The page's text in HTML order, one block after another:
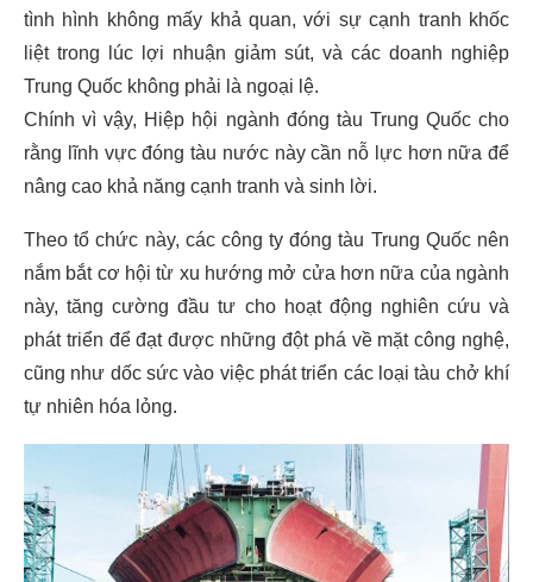
tình hình không mấy khả quan, với sự cạnh tranh khốc
liệt trong lúc lợi nhuận giảm sút, và các doanh nghiệp
Trung Quốc không phải là ngoại lệ.
Chính vì vậy, Hiệp hội ngành đóng tàu Trung Quốc cho
rằng lĩnh vực đóng tàu nước này cần nỗ lực hơn nữa để
nâng cao khả năng cạnh tranh và sinh lời.
Theo tổ chức này, các công ty đóng tàu Trung Quốc nên
nắm bắt cơ hội từ xu hướng mở cửa hơn nữa của ngành
này, tăng cường đầu tư cho hoạt động nghiên cứu và
phát triển để đạt được những đột phá về mặt công nghệ,
cũng như dốc sức vào việc phát triển các loại tàu chở khí
tự nhiên hóa lỏng.